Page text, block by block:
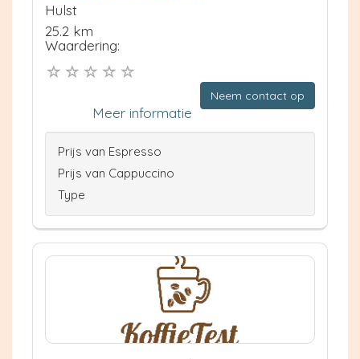
Hulst
25.2 km
Waardering:
Neem contact op
Meer informatie
Prijs van Espresso
Prijs van Cappuccino
Type